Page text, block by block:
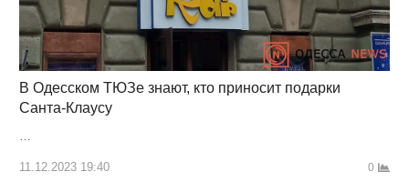
В Одесском ТЮЗе знают, кто приносит подарки
Санта-Клаусу
…
11.12.2023 19:40 0